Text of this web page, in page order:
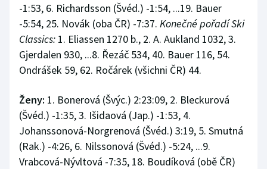
Rychlostní kanoistika
Short track
Sportovní střelba
Stolní tenis
Triatlon
Veslování
-1:53, 6. Richardsson (Švéd.) -1:54, ...19. Bauer
-5:54, 25. Novák (oba ČR) -7:37. Konečné pořadí Ski
Classics: 1. Eliassen 1270 b., 2. A. Aukland 1032, 3.
Gjerdalen 930, ...8. Řezáč 534, 40. Bauer 116, 54.
Ondrášek 59, 62. Ročárek (všichni ČR) 44.
Ženy: 1. Bonerová (Švýc.) 2:23:09, 2. Bleckurová
(Švéd.) -1:35, 3. Išidaová (Jap.) -1:53, 4.
Johanssonová-Norgrenová (Švéd.) 3:19, 5. Smutná
(Rak.) -4:26, 6. Nilssonová (Švéd.) -5:24, ...9.
Vrabcová-Nývltová -7:35, 18. Boudíková (obě ČR)